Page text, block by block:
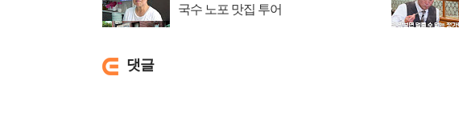
국수 노포 맛집 투어
댓글